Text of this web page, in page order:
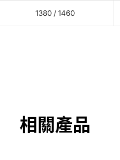
1380 / 1460
相關產品